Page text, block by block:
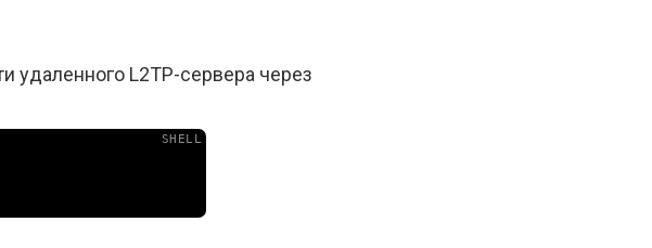
удаленного L2TP-сервера через